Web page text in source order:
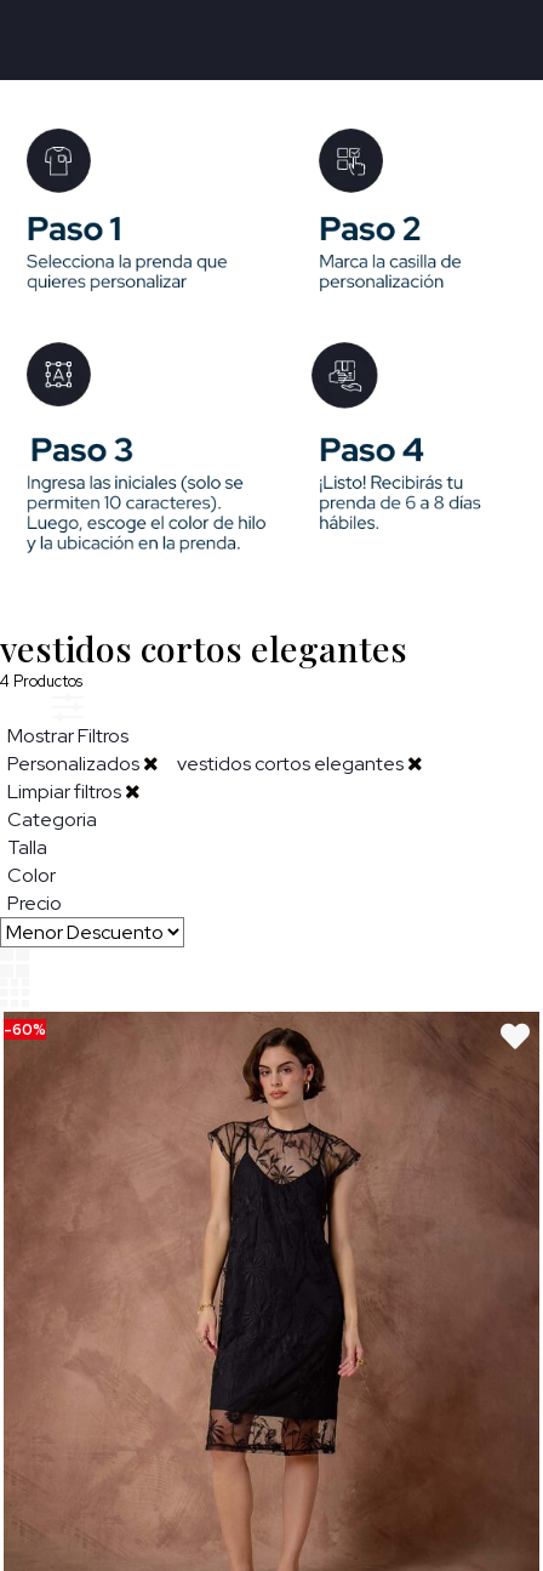
vestidos cortos elegantes
4 Productos
Mostrar Filtros
Personalizados
vestidos cortos elegantes
Limpiar filtros
Categoria
Talla
Color
Precio
-60%